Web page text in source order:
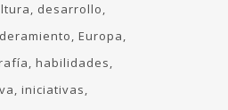
desarrollo
Europa
habilidades
iniciativas